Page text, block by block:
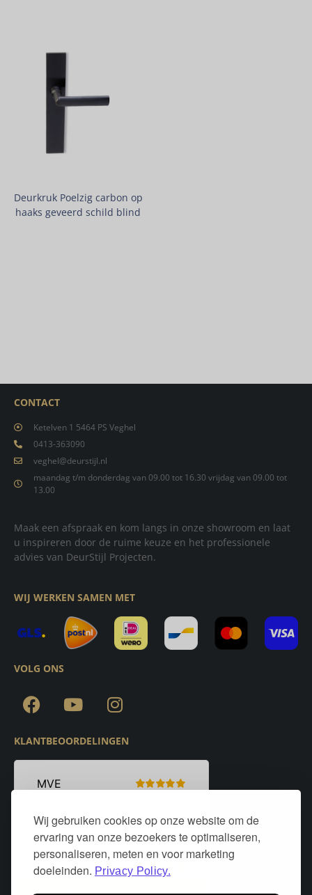
Wij gebruiken cookies op onze website om de
ervaring van onze bezoekers te optimaliseren,
personaliseren, meten en voor marketing
doeleinden. Privacy Policy.
Deurkruk Poelzig carbon op
haaks geveerd schild blind
CONTACT
Ketelven 1 5464 PS Veghel
0413-363090
veghel@deurstijl.nl
maandag t/m donderdag van 09.00 tot 16.30 vrijdag van 09.00 tot
13.00
Maak een afspraak en kom langs in onze showroom en laat
u inspireren door de ruime keuze en het professionele
advies van DeurStijl Projecten.
WIJ WERKEN SAMEN MET
VOLG ONS
KLANTBEOORDELINGEN